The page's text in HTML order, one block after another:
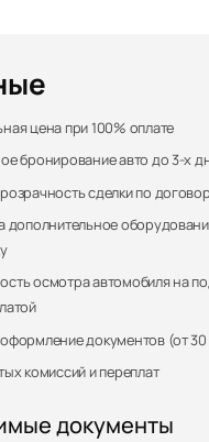
цена при 100% оплате
бронирование авто до 3-х
сделки по
дополнительное
осмотра автомобиля на
документов (от
комиссий и переплат
документы